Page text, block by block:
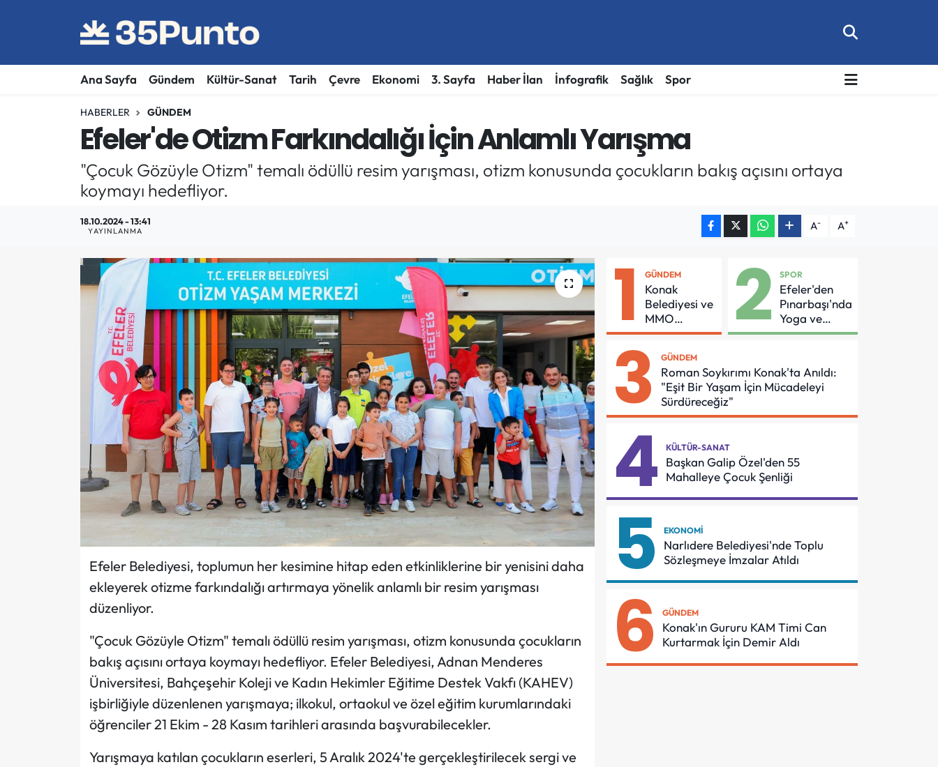
Ana Sayfa Gündem Kültür-Sanat Tarih Çevre Ekonomi 3. Sayfa Haber İlan İnfografik Sağlık Spor
HABERLER GÜNDEM
Efeler'de Otizm Farkındalığı İçin Anlamlı Yarışma
"Çocuk Gözüyle Otizm" temalı ödüllü resim yarışması, otizm konusunda çocukların bakış açısını ortaya
koymayı hedefliyor.
18.10.2024 - 13:41
YAYINLANMA A- A+
Efeler Belediyesi, toplumun her kesimine hitap eden etkinliklerine bir yenisini daha
ekleyerek otizme farkındalığı artırmaya yönelik anlamlı bir resim yarışması
düzenliyor.
"Çocuk Gözüyle Otizm" temalı ödüllü resim yarışması, otizm konusunda çocukların
bakış açısını ortaya koymayı hedefliyor. Efeler Belediyesi, Adnan Menderes
Üniversitesi, Bahçeşehir Koleji ve Kadın Hekimler Eğitime Destek Vakfı (KAHEV)
işbirliğiyle düzenlenen yarışmaya; ilkokul, ortaokul ve özel eğitim kurumlarındaki
öğrenciler 21 Ekim - 28 Kasım tarihleri arasında başvurabilecekler.
Yarışmaya katılan çocukların eserleri, 5 Aralık 2024'te gerçekleştirilecek sergi ve
1 GÜNDEM
Konak
Belediyesi ve
MMO
Arasında
Güvenliği İçin
Önemli
Protokol
2 SPOR
Efeler'den
Pınarbaşı'nda
Yoga ve
Pilates
3 GÜNDEM
Roman Soykırımı Konak'ta Anıldı:
"Eşit Bir Yaşam İçin Mücadeleyi
Sürdüreceğiz"
4 KÜLTÜR-SANAT
Başkan Galip Özel'den 55
Mahalleye Çocuk Şenliği
5 EKONOMI
Narlıdere Belediyesi'nde Toplu
Sözleşmeye İmzalar Atıldı
6 GÜNDEM
Konak'ın Gururu KAM Timi Can
Kurtarmak İçin Demir Aldı